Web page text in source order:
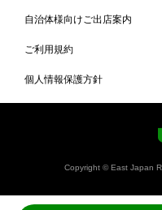
自治体様向けご出店案内
ご利用規約
個人情報保護方針
Copyright © East Japan